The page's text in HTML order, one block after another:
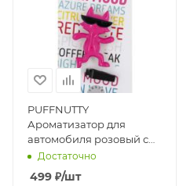
PUFFNUTTY
Ароматизатор для
автомобиля розовый с
ароматом PINK MOOD |
РОЗОВОЕ НАСТРОЕНИЕ
Достаточно
499 ₽/шт